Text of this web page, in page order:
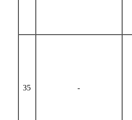
35 -